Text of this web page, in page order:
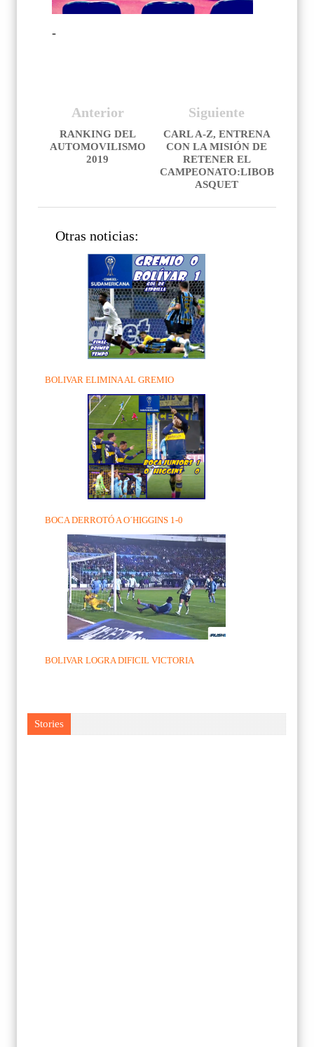
-
Siguiente
CARL A-Z, ENTRENA
CON LA MISIÓN DE
RETENER EL
CAMPEONATO:LIBOB
ASQUET
Anterior
RANKING DEL
AUTOMOVILISMO
2019
Otras noticias:
BOLIVAR ELIMINA AL GREMIO
BOCA DERROTÓ A O´HIGGINS 1-0
BOLIVAR LOGRA DIFICIL VICTORIA
Stories